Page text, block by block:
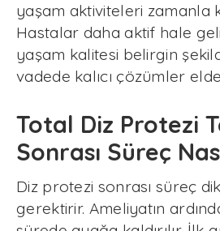
yaşam aktiviteleri zamanla
Hastalar daha aktif hale
yaşam kalitesi belirgin
vadede kalıcı çözümler
Total Diz Protezi
Sonrası Süreç
Diz protezi sonrası süreç
gerektirir. Ameliyatın